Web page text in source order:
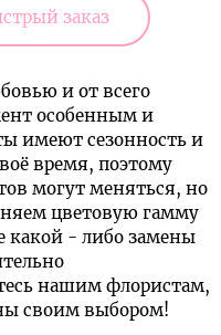
заказ
и от всего
особенным и
имеют сезонность и
время, поэтому
могут меняться, но
цветовую гамму
какой - либо замены
нашим флористам,
своим выбором!